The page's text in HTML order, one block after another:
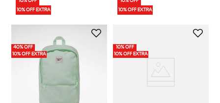
10% OFF EXTRA
10% OFF EXTRA
40% OFF
10% OFF EXTRA
10% OFF
10% OFF EXTRA